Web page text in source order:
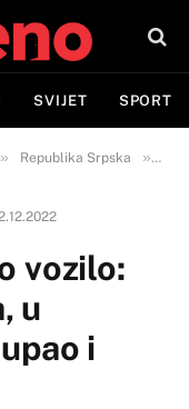
SVIJET SPORT
» Republika Srpska »
vozilo:
u
i